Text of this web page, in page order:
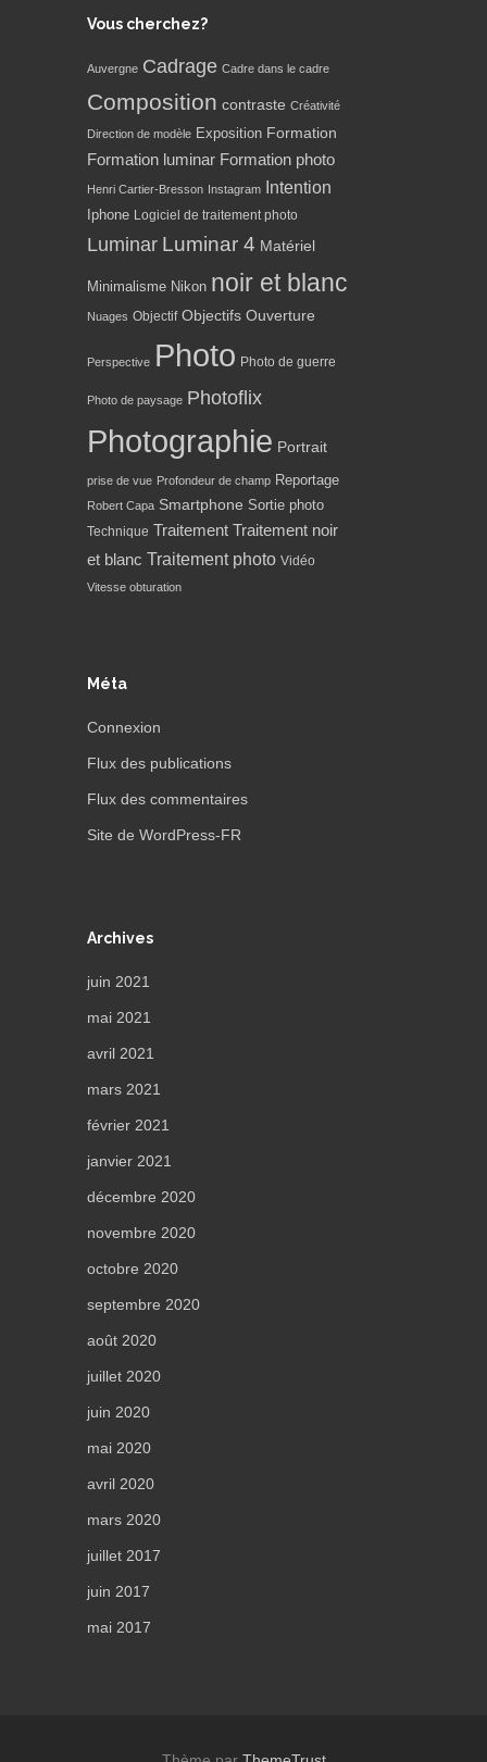
Vous cherchez?
Auvergne Cadrage Cadre dans le cadre
Composition contraste Créativité
Direction de modèle Exposition Formation
Formation luminar Formation photo
Henri Cartier-Bresson Instagram Intention
Iphone Logiciel de traitement photo
Luminar Luminar 4 Matériel
Minimalisme Nikon noir et blanc
Nuages Objectif Objectifs Ouverture
Perspective Photo Photo de guerre
Photo de paysage Photoflix
Photographie Portrait
prise de vue Profondeur de champ Reportage
Robert Capa Smartphone Sortie photo
Technique Traitement Traitement noir
et blanc Traitement photo Vidéo
Vitesse obturation
Méta
Connexion
Flux des publications
Flux des commentaires
Site de WordPress-FR
Archives
juin 2021
mai 2021
avril 2021
mars 2021
février 2021
janvier 2021
décembre 2020
novembre 2020
octobre 2020
septembre 2020
août 2020
juillet 2020
juin 2020
mai 2020
avril 2020
mars 2020
juillet 2017
juin 2017
mai 2017